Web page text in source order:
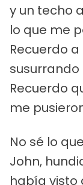
y un techo
lo que me
Recuerdo
susurrando
Recuerdo
me
No sé lo
John,
había visto